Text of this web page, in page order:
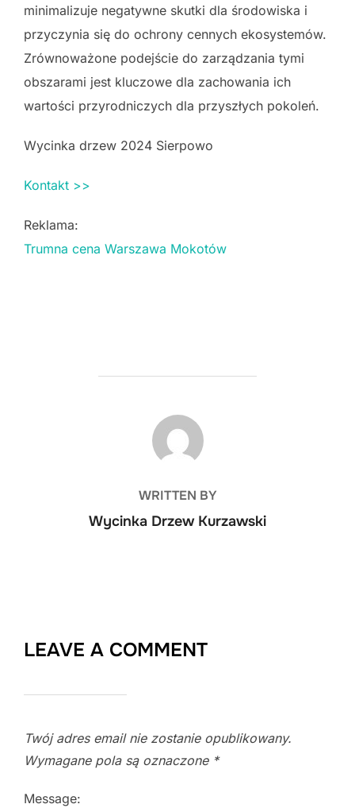
minimalizuje negatywne skutki dla środowiska i
przyczynia się do ochrony cennych ekosystemów.
Zrównoważone podejście do zarządzania tymi
obszarami jest kluczowe dla zachowania ich
wartości przyrodniczych dla przyszłych pokoleń.
Wycinka drzew 2024 Sierpowo
Kontakt >>
Reklama:
Trumna cena Warszawa Mokotów
POST AUTHOR
WRITTEN BY
Wycinka Drzew Kurzawski
LEAVE A COMMENT
Twój adres email nie zostanie opublikowany.
Wymagane pola są oznaczone *
Message: